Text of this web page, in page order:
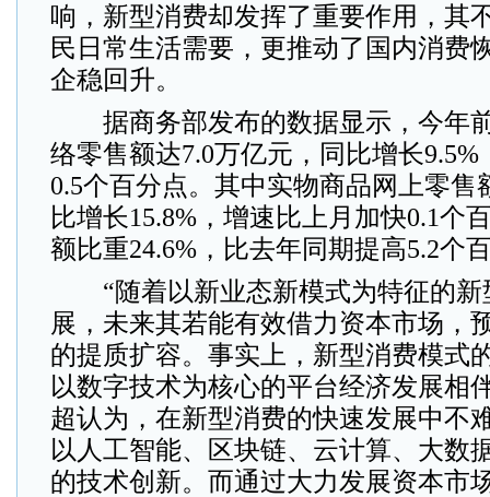
响，新型消费却发挥了重要作用，其
民日常生活需要，更推动了国内消费
企稳回升。
据商务部发布的数据显示，今年
络零售额达7.0万亿元，同比增长
0.5个百分点。其中实物商品网上零售
比增长15.8%，增速比上月加快0.1个
额比重24.6%，比去年同期提高5.2个
“随着以新业态新模式为特征的新
展，未来其若能有效借力资本市场，
的提质扩容。事实上，新型消费模式
以数字技术为核心的平台经济发展相
超认为，在新型消费的快速发展中不
以人工智能、区块链、云计算、大数
的技术创新。而通过大力发展资本市